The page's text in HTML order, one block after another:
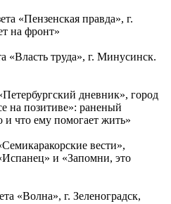
«Пензенская правда», г.
на фронт»
«Власть труда», г. Минусинск.
дневник», город
на позитиве»: раненый
и что ему помогает жить»
вести»,
и «Запомни, это
«Волна», г. Зеленоградск,